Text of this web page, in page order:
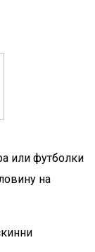
или футболки
на